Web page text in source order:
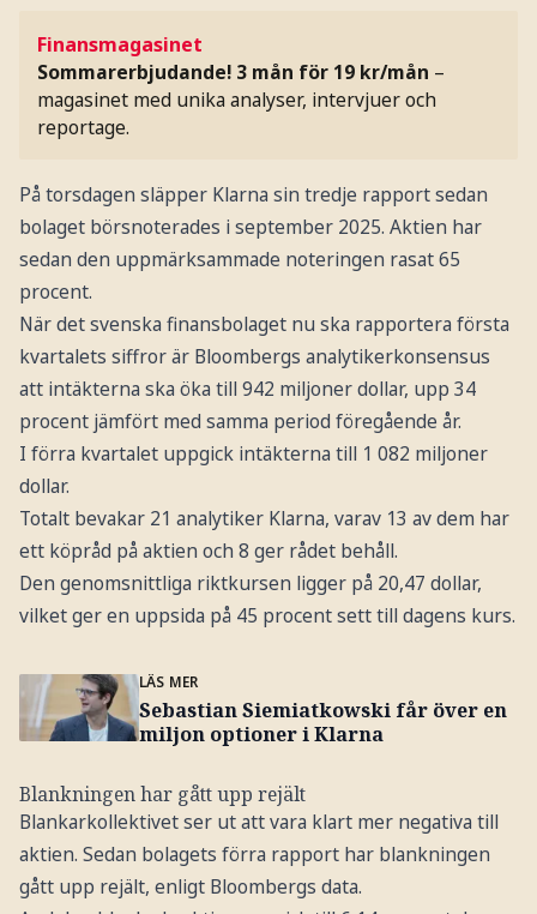
Finansmagasinet
Sommarerbjudande! 3 mån för 19 kr/mån –
magasinet med unika analyser, intervjuer och
reportage.
På torsdagen släpper Klarna sin tredje rapport sedan
bolaget börsnoterades i september 2025. Aktien har
sedan den uppmärksammade noteringen rasat 65
procent.
När det svenska finansbolaget nu ska rapportera första
kvartalets siffror är Bloombergs analytikerkonsensus
att intäkterna ska öka till 942 miljoner dollar, upp 34
procent jämfört med samma period föregående år.
I förra kvartalet uppgick intäkterna till 1 082 miljoner
dollar.
Totalt bevakar 21 analytiker Klarna, varav 13 av dem har
ett köpråd på aktien och 8 ger rådet behåll.
Den genomsnittliga riktkursen ligger på 20,47 dollar,
vilket ger en uppsida på 45 procent sett till dagens kurs.
LÄS MER
Sebastian Siemiatkowski får över en
miljon optioner i Klarna
Blankningen har gått upp rejält
Blankarkollektivet ser ut att vara klart mer negativa till
aktien. Sedan bolagets förra rapport har blankningen
gått upp rejält, enligt Bloombergs data.